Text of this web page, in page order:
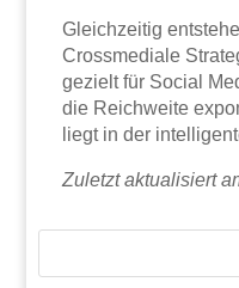
Gleichzeitig
Crossmediale
gezielt für Social
die Reichweite
liegt in der
Zuletzt aktualisiert